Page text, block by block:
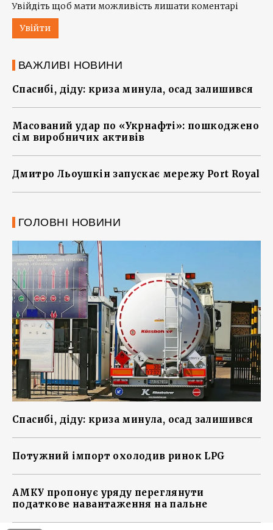
Увійдіть щоб мати можливість лишати коментарі
Увійти
ВАЖЛИВІ НОВИНИ
Спасибі, діду: криза минула, осад залишився
Масований удар по «Укрнафті»: пошкоджено
сім виробничих активів
Дмитро Льоушкін запускає мережу Port Royal
ГОЛОВНІ НОВИНИ
Спасибі, діду: криза минула, осад залишився
Потужний імпорт охолодив ринок LPG
АМКУ пропонує уряду переглянути
податкове навантаження на пальне